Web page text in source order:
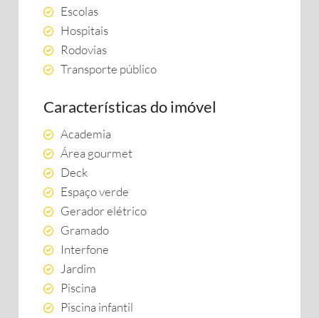
Escolas
Hospitais
Rodovias
Transporte público
Características do imóvel
Academia
Área gourmet
Deck
Espaço verde
Gerador elétrico
Gramado
Interfone
Jardim
Piscina
Piscina infantil